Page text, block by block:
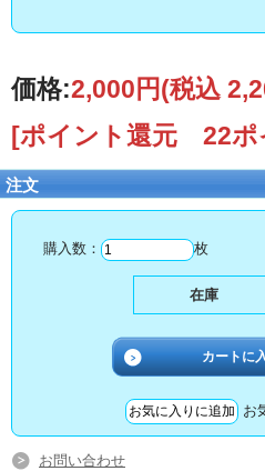
価格:2,000円(税込
[ポイント還元 22ポ
注文
購入数： 枚
在庫
お
お問い合わせ